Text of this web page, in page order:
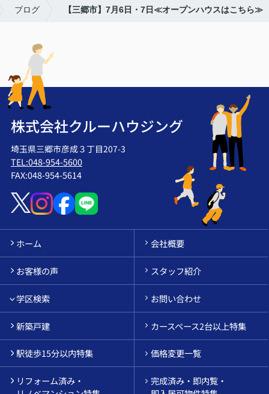
ブログ 【三郷市】7月6日・7日≪オープンハウスはこちら≫
株式会社クルーハウジング
埼玉県三郷市彦成３丁目207-3
TEL:048-954-5600
FAX:048-954-5614
ホーム 会社概要
お客様の声 スタッフ紹介
学区検索 お問い合わせ
新築戸建 カースペース2台以上特集
駅徒歩15分以内特集 価格変更一覧
リフォーム済み・
完成済み・即内覧・